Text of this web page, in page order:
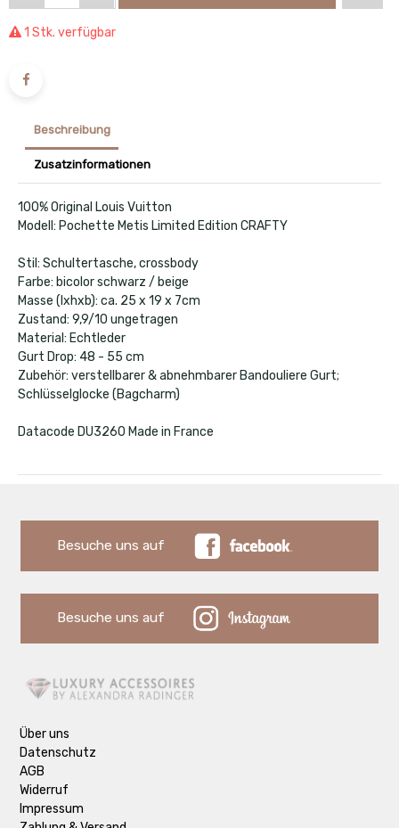
1 Stk. verfügbar
Beschreibung
Zusatzinformationen
100% Original Louis Vuitton
Modell: Pochette Metis Limited Edition CRAFTY
Stil: Schultertasche, crossbody
Farbe: bicolor schwarz / beige
Masse (lxhxb): ca. 25 x 19 x 7cm
Zustand: 9,9/10 ungetragen
Material: Echtleder
Gurt Drop: 48 - 55 cm
Zubehör: verstellbarer & abnehmbarer Bandouliere Gurt;
Schlüsselglocke (Bagcharm)
Datacode DU3260 Made in France
Besuche uns auf
Besuche uns auf
Über uns
Datenschutz
AGB
Widerruf
Impressum